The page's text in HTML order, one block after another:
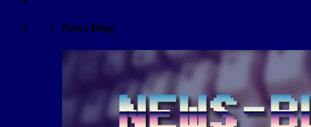
News-Blog